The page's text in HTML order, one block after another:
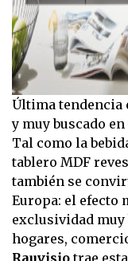
Última tendencia
y muy buscado
Tal como la
tablero MDF
también se
Europa: el efecto
exclusividad muy
hogares,
Rauvisiotrae